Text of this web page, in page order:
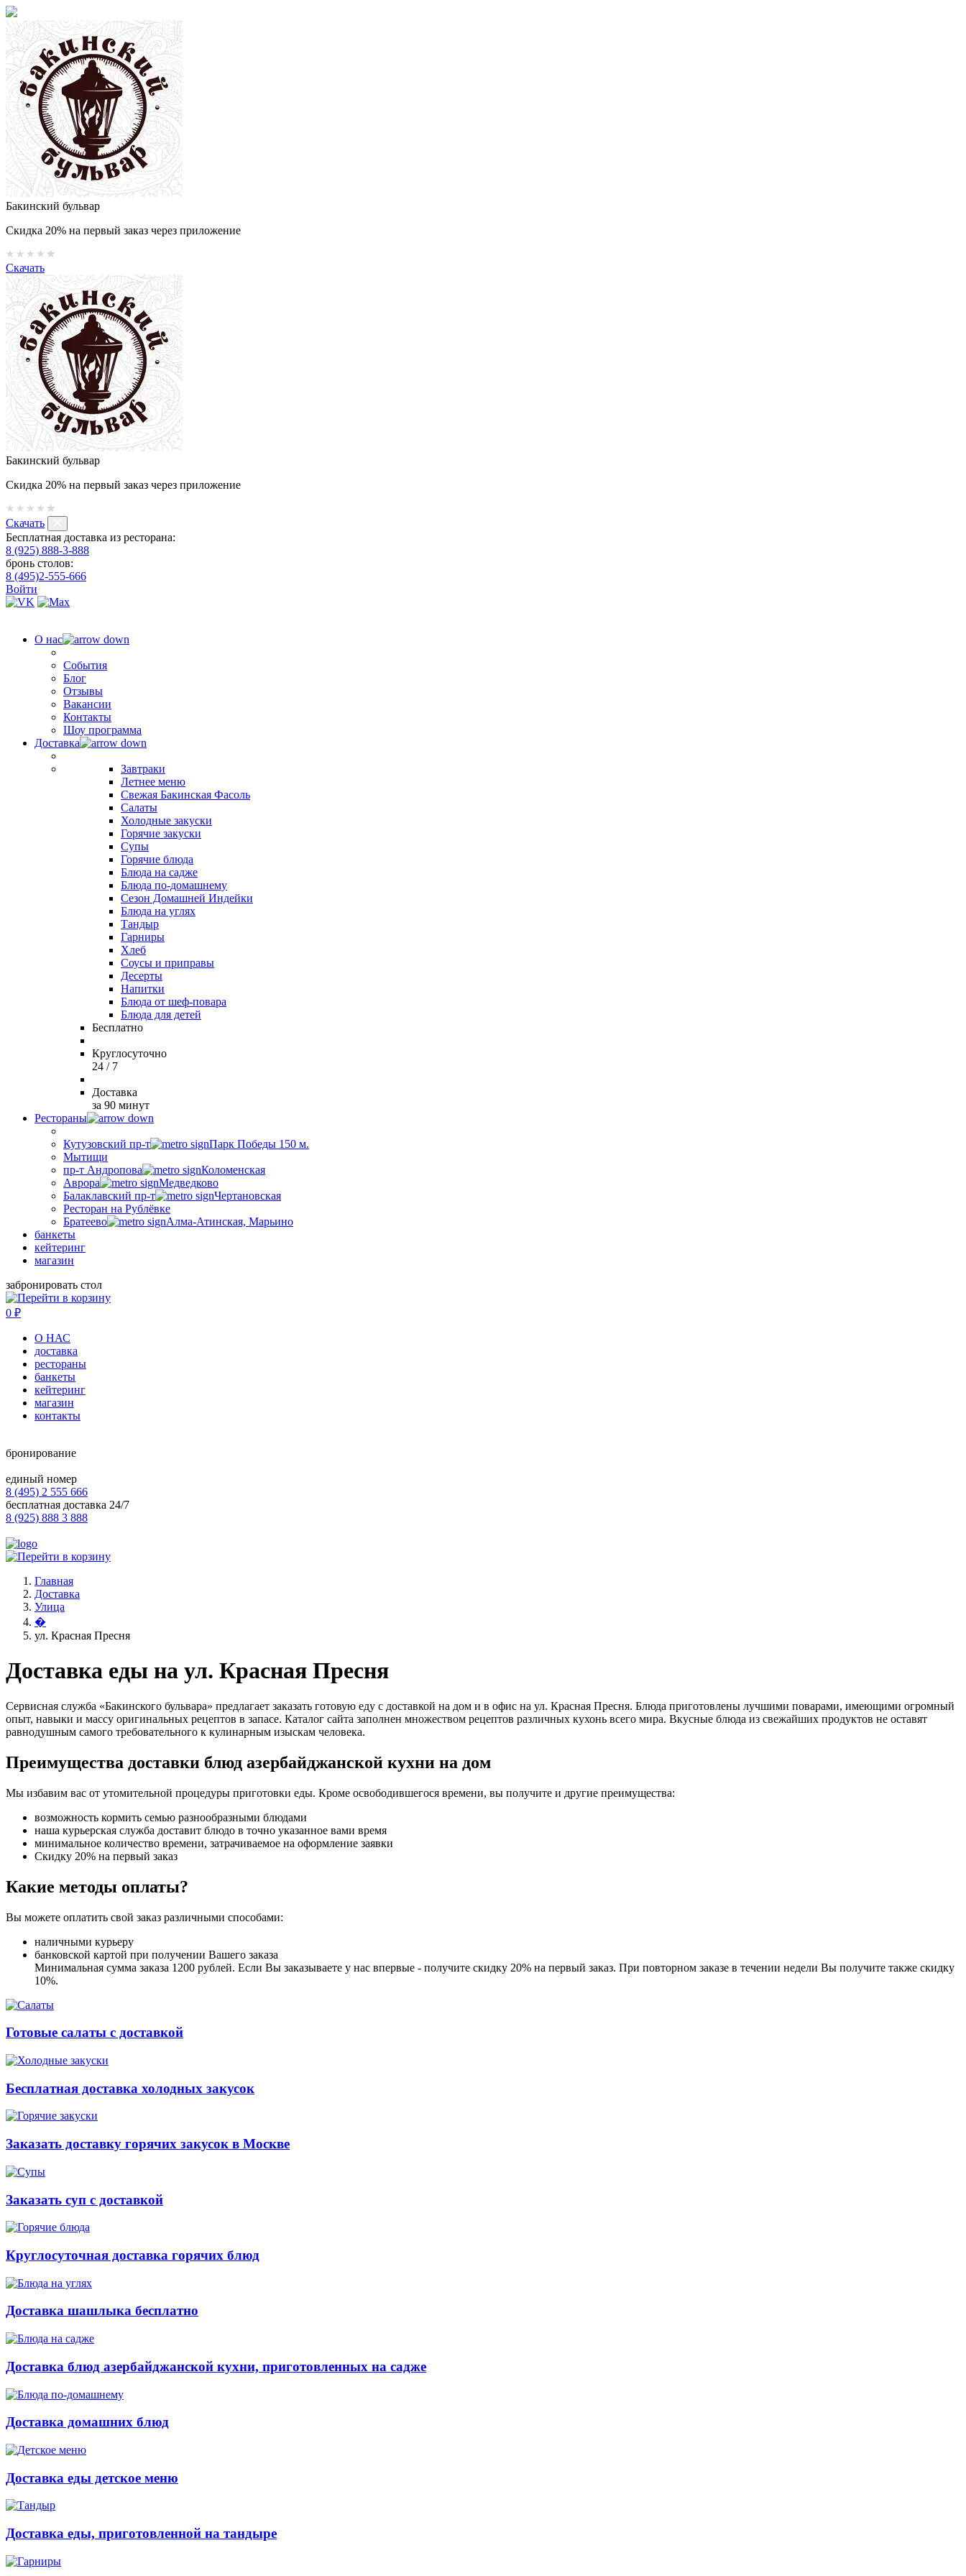
Бакинский бульвар
Скидка 20% на первый заказ через приложение
Скачать
Бакинский бульвар
Скидка 20% на первый заказ через приложение
Скачать
Бесплатная доставка из ресторана:
8 (925) 888-3-888
бронь столов:
8 (495)2-555-666
Войти
О нас
События
Блог
Отзывы
Вакансии
Контакты
Шоу программа
Доставка
Завтраки
Летнее меню
Свежая Бакинская Фасоль
Салаты
Холодные закуски
Горячие закуски
Супы
Горячие блюда
Блюда на садже
Блюда по-домашнему
Сезон Домашней Индейки
Блюда на углях
Тандыр
Гарниры
Хлеб
Соусы и приправы
Десерты
Напитки
Блюда от шеф-повара
Блюда для детей
Бесплатно
Круглосуточно
24 / 7
Доставка
за 90 минут
Рестораны
Кутузовский пр-т
Парк Победы 150 м.
Мытищи
пр-т Андропова
Коломенская
Аврора
Медведково
Балаклавский пр-т
Чертановская
Ресторан на Рублёвке
Братеево
Алма-Атинская, Марьино
банкеты
кейтеринг
магазин
забронировать стол
0 ₽
О НАС
доставка
рестораны
банкеты
кейтеринг
магазин
контакты
бронирование
единый номер
8 (495) 2 555 666
бесплатная доставка 24/7
8 (925) 888 3 888
Главная
Доставка
Улица
�
ул. Красная Пресня
Доставка еды на ул. Красная Пресня
Сервисная служба «Бакинского бульвара» предлагает заказать готовую еду с доставкой на дом и в офис на ул. Красная Пресня. Блюда приготовлены лучшими поварами, имеющими огромный
опыт, навыки и массу оригинальных рецептов в запасе. Каталог сайта заполнен множеством рецептов различных кухонь всего мира. Вкусные блюда из свежайших продуктов не оставят
равнодушным самого требовательного к кулинарным изыскам человека.
Преимущества доставки блюд азербайджанской кухни на дом
Мы избавим вас от утомительной процедуры приготовки еды. Кроме освободившегося времени, вы получите и другие преимущества:
возможность кормить семью разнообразными блюдами
наша курьерская служба доставит блюдо в точно указанное вами время
минимальное количество времени, затрачиваемое на оформление заявки
Скидку 20% на первый заказ
Какие методы оплаты?
Вы можете оплатить свой заказ различными способами:
наличными курьеру
банковской картой при получении Вашего заказа
Минимальная сумма заказа 1200 рублей. Если Вы заказываете у нас впервые - получите скидку 20% на первый заказ. При повторном заказе в течении недели Вы получите также скидку
10%.
Готовые салаты с доставкой
Бесплатная доставка холодных закусок
Заказать доставку горячих закусок в Москве
Заказать суп с доставкой
Круглосуточная доставка горячих блюд
Доставка шашлыка бесплатно
Доставка блюд азербайджанской кухни, приготовленных на садже
Доставка домашних блюд
Доставка еды детское меню
Доставка еды, приготовленной на тандыре